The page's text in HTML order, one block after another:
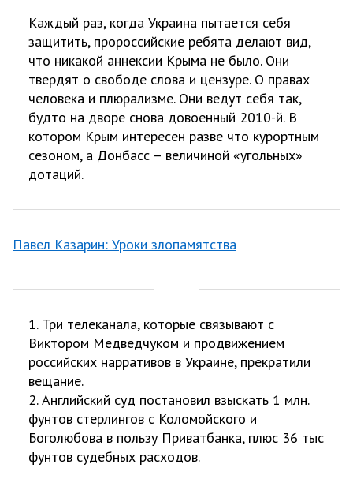
Каждый раз, когда Украина пытается себя
защитить, пророссийские ребята делают вид,
что никакой аннексии Крыма не было. Они
твердят о свободе слова и цензуре. О правах
человека и плюрализме. Они ведут себя так,
будто на дворе снова довоенный 2010-й. В
котором Крым интересен разве что курортным
сезоном, а Донбасс – величиной «угольных»
дотаций.
Павел Казарин: Уроки злопамятства
1. Три телеканала, которые связывают с
Виктором Медведчуком и продвижением
российских нарративов в Украине, прекратили
вещание.
2. Английский суд постановил взыскать 1 млн.
фунтов стерлингов с Коломойского и
Боголюбова в пользу Приватбанка, плюс 36 тыс
фунтов судебных расходов.